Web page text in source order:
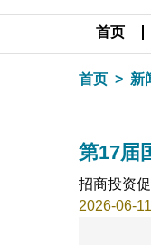
首页
首页 新
第17届
招商投资
2026-06-